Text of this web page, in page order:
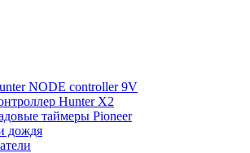
NODE controller 9V
Hunter X2
таймеры Pioneer
дождя